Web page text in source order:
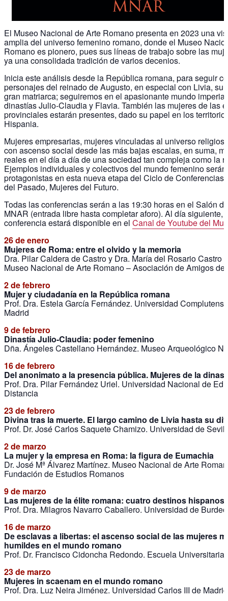
El Museo Nacional de Arte Romano presenta en 2023 una
amplia del universo femenino romano, donde el Museo
Romano es pionero, pues sus líneas de trabajo sobre las
ya una consolidada tradición de varios decenios.
Inicia este análisis desde la República romana, para seguir
personajes del reinado de Augusto, en especial con Livia, su
gran matriarca; seguiremos en el apasionante mundo
dinastías Julio-Claudia y Flavia. También las mujeres de las
provinciales estarán presentes, dado su papel en los
Hispania.
Mujeres empresarias, mujeres vinculadas al universo
con ascenso social desde las más bajas escalas, en suma,
reales en el día a día de una sociedad tan compleja como la
Ejemplos individuales y colectivos del mundo femenino serán
protagonistas en esta nueva etapa del Ciclo de Conferencias
del Pasado, Mujeres del Futuro.
Todas las conferencias serán a las 19:30 horas en el Salón
MNAR (entrada libre hasta completar aforo). Al día siguiente,
conferencia estará disponible en el Canal de Youtube del
26 de enero
Mujeres de Roma: entre el olvido y la memoria
Dra. Pilar Caldera de Castro y Dra. María del Rosario Castro
Museo Nacional de Arte Romano – Asociación de Amigos
2 de febrero
​Mujer y ciudadanía en la República romana
Prof. Dra. Estela García Fernández. Universidad
Madrid
9 de febrero
Dinastía Julio-Claudia: poder femenino
Dña. Ángeles Castellano Hernández. Museo Arqueológico
16 de febrero
Del anonimato a la presencia pública. Mujeres de la
Prof. Dra. Pilar Fernández Uriel. Universidad Nacional de
Distancia
23 de febrero
Divina tras la muerte. El largo camino de Livia hasta su
Prof. Dr. José Carlos Saquete Chamizo. Universidad de
2 de marzo
La mujer y la empresa en Roma: la figura de Eumachia
Dr. José Mª Álvarez Martínez. Museo Nacional de Arte
Fundación de Estudios Romanos
9 de marzo
Las mujeres de la élite romana: cuatro destinos hispanos
Prof. Dra. Milagros Navarro Caballero. Universidad de
16 de marzo
De esclavas a libertas: el ascenso social de las mujeres
humildes en el mundo romano
Prof. Dr. Francisco Cidoncha Redondo. Escuela Universitaria
23 de marzo
Mujeres in scaenam en el mundo romano
Prof. Dra. Luz Neira Jiménez. Universidad Carlos III de Madrid